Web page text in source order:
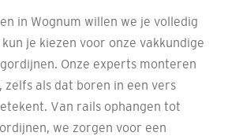
in Wognum willen we je volledig
je kiezen voor onze vakkundige
Onze experts monteren
als dat boren in een vers
Van rails ophangen tot
we zorgen voor een